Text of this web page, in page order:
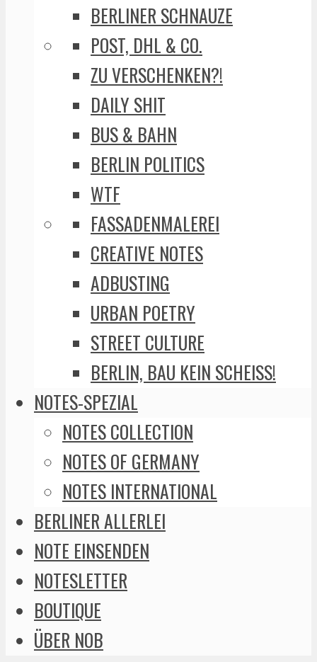
BERLINER SCHNAUZE
POST, DHL & CO.
ZU VERSCHENKEN?!
DAILY SHIT
BUS & BAHN
BERLIN POLITICS
WTF
FASSADENMALEREI
CREATIVE NOTES
ADBUSTING
URBAN POETRY
STREET CULTURE
BERLIN, BAU KEIN SCHEISS!
NOTES-SPEZIAL
NOTES COLLECTION
NOTES OF GERMANY
NOTES INTERNATIONAL
BERLINER ALLERLEI
NOTE EINSENDEN
NOTESLETTER
BOUTIQUE
ÜBER NOB